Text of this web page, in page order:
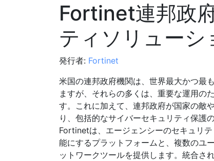
Fortinet連邦政
ティソリューシ
発行者: Fortinet
米国の連邦政府機関は、世界最大かつ最
ますが、それらの多くは、重要な運用の
す。これに加えて、連邦政府が国家の敵
り、包括的なサイバーセキュリティ保護
Fortinetは、エージェンシーのセキュリ
能にするプラットフォームと、複数のユ
ットワークツールを提供します。統合さ